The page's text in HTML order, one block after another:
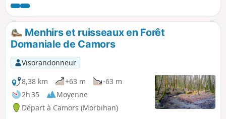
idéale lors des fortes chaleurs. Profitez de ces multiples
petits plans d'eau, ruisseaux, fontaines, menhirs qui
décorent cette belle vallée des Korrigans !
Menhirs et ruisseaux en Forêt
Domaniale de Camors
Visorandonneur
8,38 km
+63 m
-63 m
2h 35
Moyenne
Départ à Camors (Morbihan)